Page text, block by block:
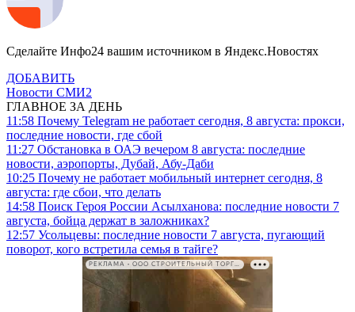
Сделайте Инфо24 вашим источником в Яндекс.Новостях
ДОБАВИТЬ
Новости СМИ2
ГЛАВНОЕ ЗА ДЕНЬ
11:58 Почему Telegram не работает сегодня, 8 августа: прокси,
последние новости, где сбой
11:27 Обстановка в ОАЭ вечером 8 августа: последние
новости, аэропорты, Дубай, Абу-Даби
10:25 Почему не работает мобильный интернет сегодня, 8
августа: где сбои, что делать
14:58 Поиск Героя России Асылханова: последние новости 7
августа, бойца держат в заложниках?
12:57 Усольцевы: последние новости 7 августа, пугающий
поворот, кого встретила семья в тайге?
РЕКЛАМА • ООО СТРОИТЕЛЬНЫЙ ТОРГОВЫЙ ДОМ «ПЕТРОВИЧ». ИНН: 7802348846